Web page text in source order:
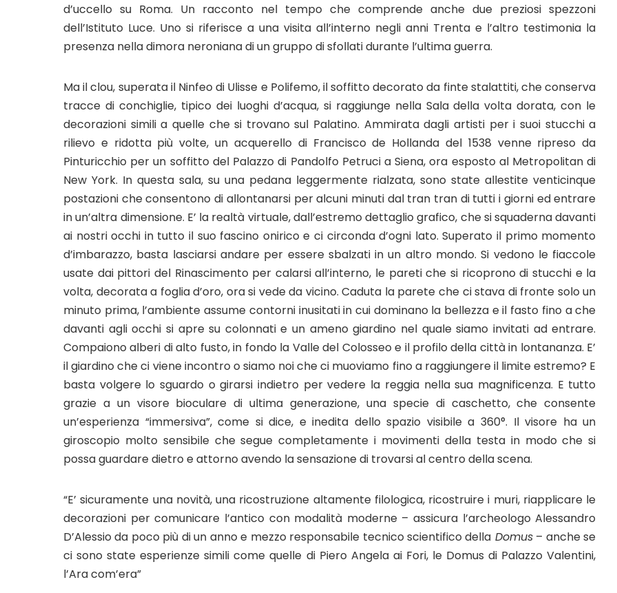
d’uccello su Roma. Un racconto nel tempo che comprende anche due preziosi spezzoni
dell’Istituto Luce. Uno si riferisce a una visita all’interno negli anni Trenta e l’altro testimonia la
presenza nella dimora neroniana di un gruppo di sfollati durante l’ultima guerra.
Ma il clou, superata il Ninfeo di Ulisse e Polifemo, il soffitto decorato da finte stalattiti, che conserva
tracce di conchiglie, tipico dei luoghi d’acqua, si raggiunge nella Sala della volta dorata, con le
decorazioni simili a quelle che si trovano sul Palatino. Ammirata dagli artisti per i suoi stucchi a
rilievo e ridotta più volte, un acquerello di Francisco de Hollanda del 1538 venne ripreso da
Pinturicchio per un soffitto del Palazzo di Pandolfo Petruci a Siena, ora esposto al Metropolitan di
New York. In questa sala, su una pedana leggermente rialzata, sono state allestite venticinque
postazioni che consentono di allontanarsi per alcuni minuti dal tran tran di tutti i giorni ed entrare
in un’altra dimensione. E’ la realtà virtuale, dall’estremo dettaglio grafico, che si squaderna davanti
ai nostri occhi in tutto il suo fascino onirico e ci circonda d’ogni lato. Superato il primo momento
d’imbarazzo, basta lasciarsi andare per essere sbalzati in un altro mondo. Si vedono le fiaccole
usate dai pittori del Rinascimento per calarsi all’interno, le pareti che si ricoprono di stucchi e la
volta, decorata a foglia d’oro, ora si vede da vicino. Caduta la parete che ci stava di fronte solo un
minuto prima, l’ambiente assume contorni inusitati in cui dominano la bellezza e il fasto fino a che
davanti agli occhi si apre su colonnati e un ameno giardino nel quale siamo invitati ad entrare.
Compaiono alberi di alto fusto, in fondo la Valle del Colosseo e il profilo della città in lontananza. E’
il giardino che ci viene incontro o siamo noi che ci muoviamo fino a raggiungere il limite estremo? E
basta volgere lo sguardo o girarsi indietro per vedere la reggia nella sua magnificenza. E tutto
grazie a un visore bioculare di ultima generazione, una specie di caschetto, che consente
un’esperienza “immersiva”, come si dice, e inedita dello spazio visibile a 360°. Il visore ha un
giroscopio molto sensibile che segue completamente i movimenti della testa in modo che si
possa guardare dietro e attorno avendo la sensazione di trovarsi al centro della scena.
“E’ sicuramente una novità, una ricostruzione altamente filologica, ricostruire i muri, riapplicare le
decorazioni per comunicare l’antico con modalità moderne – assicura l’archeologo Alessandro
D’Alessio da poco più di un anno e mezzo responsabile tecnico scientifico della Domus– anche se
ci sono state esperienze simili come quelle di Piero Angela ai Fori, le Domus di Palazzo Valentini,
l’Ara com’era”